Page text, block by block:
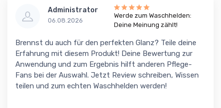
Administrator
06.08.2026
Werde zum Waschhelden:
Deine Meinung zählt!
Brennst du auch für den perfekten Glanz? Teile deine
Erfahrung mit diesem Produkt! Deine Bewertung zur
Anwendung und zum Ergebnis hilft anderen Pflege-
Fans bei der Auswahl. Jetzt Review schreiben, Wissen
teilen und zum echten Waschhelden werden!